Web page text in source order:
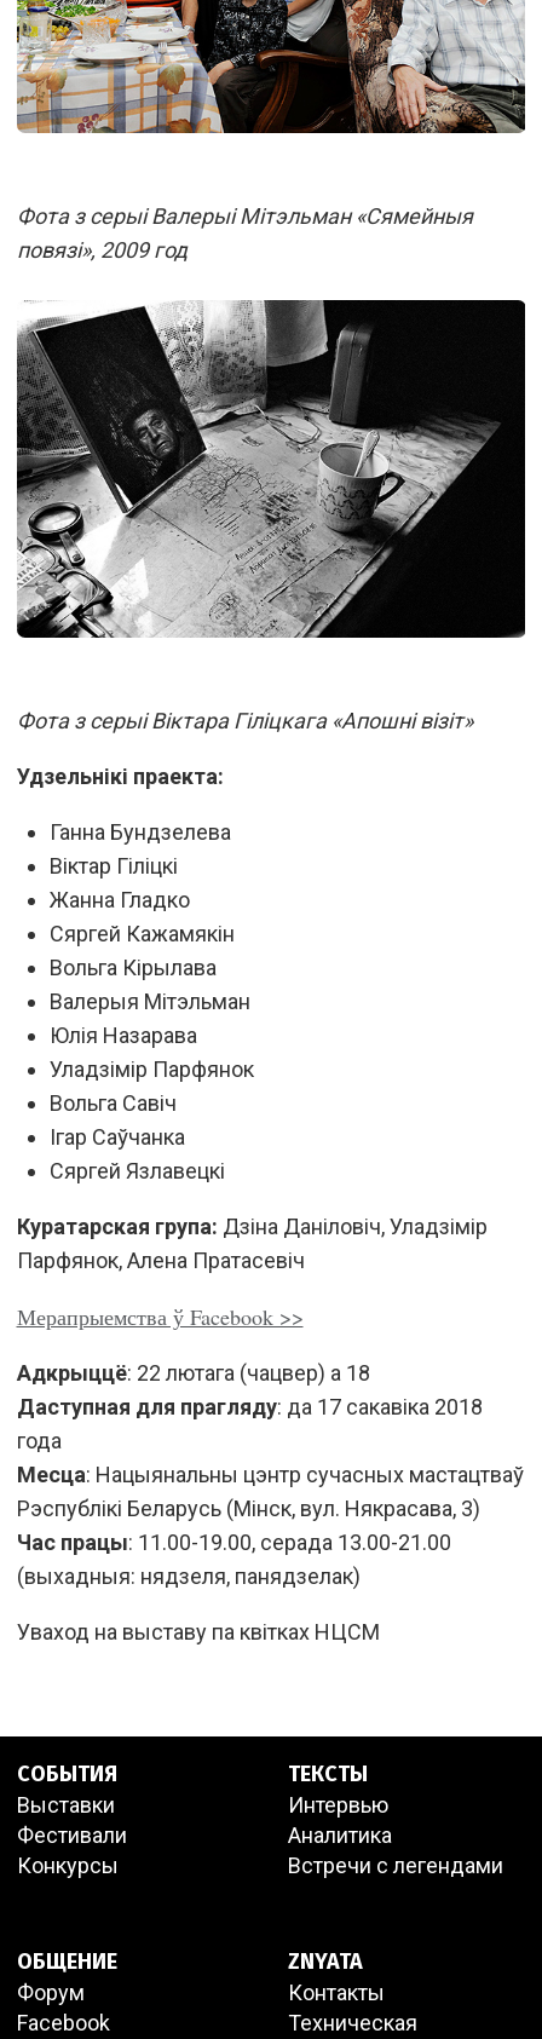
Фота з серыі Валерыі Мітэльман «Сямейныя
повязі», 2009 год
Фота з серыі Віктара Гіліцкага «Апошні візіт»
Удзельнікі праекта:
Ганна Бундзелева
Віктар Гіліцкі
Жанна Гладко
Сяргей Кажамякін
Вольга Кірылава
Валерыя Мітэльман
Юлія Назарава
Уладзімір Парфянок
Вольга Савіч
Ігар Саўчанка
Сяргей Язлавецкі
Куратарская група: Дзіна Даніловіч, Уладзімір
Парфянок, Алена Пратасевіч
Мерапрыемства ў Facebook >>
Адкрыццё: 22 лютага (чацвер) а 18
Даступная для прагляду: да 17 сакавіка 2018
года
Месца: Нацыянальны цэнтр сучасных мастацтваў
Рэспублікі Беларусь (Мінск, вул. Някрасава, 3)
Час працы: 11.00-19.00, серада 13.00-21.00
(выхадныя: нядзеля, панядзелак)
Уваход на выставу па квітках НЦСМ
СОБЫТИЯ
Выставки
Фестивали
Конкурсы
ТЕКСТЫ
Интервью
Аналитика
Встречи с легендами
ОБЩЕНИЕ
Форум
Facebook
ZNYATA
Контакты
Техническая